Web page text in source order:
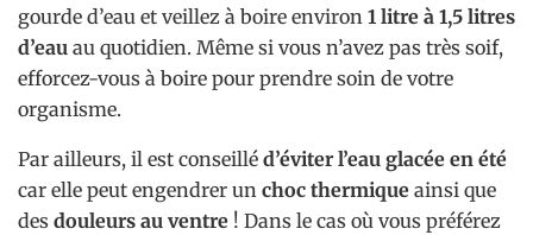
gourde d’eau et veillez à boire environ 1 litre à 1,5 litres
d’eau au quotidien. Même si vous n’avez pas très soif,
efforcez-vous à boire pour prendre soin de votre
organisme.
Par ailleurs, il est conseillé d’éviter l’eau glacée en été
car elle peut engendrer un choc thermique ainsi que
des douleurs au ventre ! Dans le cas où vous préférez